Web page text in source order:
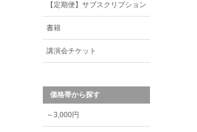
【定期便】サブスクリプション
書籍
講演会チケット
価格帯から探す
～3,000円